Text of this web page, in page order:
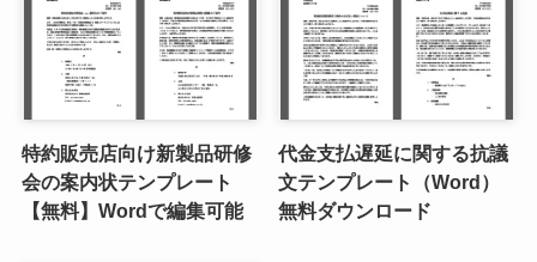
特約販売店向け新製品研修
会の案内状テンプレート
【無料】Wordで編集可能
代金支払遅延に関する抗議
文テンプレート（Word）
無料ダウンロード